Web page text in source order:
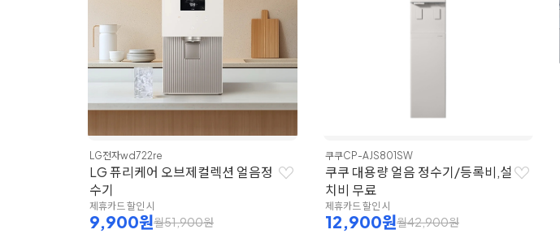
LG전자wd722re
LG 퓨리케어 오브제컬렉션 얼음정
수기
제휴카드 할인 시
9,900원월51,900원
쿠쿠CP-AJS801SW
쿠쿠 대용량 얼음 정수기/등록비,설
치비 무료
제휴카드 할인 시
12,900원월42,900원